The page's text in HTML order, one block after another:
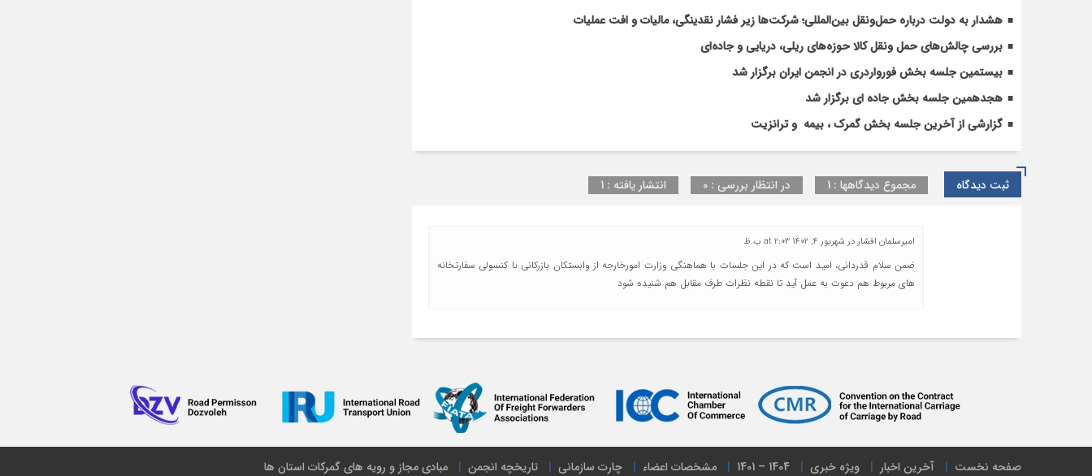
هشدار به دولت درباره حمل‌ونقل بین‌المللی؛ شرکت‌ها زیر فشار نقدینگی، مالیات و افت عملیات
بررسی چالش‌های حمل ونقل کالا حوزه‌های ریلی، دریایی و جاده‌ای
بیستمین جلسه بخش فورواردری در انجمن ایران برگزار شد
هجدهمین جلسه بخش جاده ای برگزار شد
گزارشی از آخرین جلسه بخش گمرک ، بیمه و ترانزیت
ثبت دیدگاه مجموع دیدگاهها : 1 در انتظار بررسی : 0 انتشار یافته : 1
اميرسلمان افشار در شهریور 4, 1402 at 2:03 ب.ظ
ضمن سلام قدردانی، اميد است كه در اين جلسات با هماهنگی وزارت امورخارجه از وابستكان بازركانى ىا كنسولى سفارتخانه
هاى مربوط هم دعوت به عمل آید تا نقطه نظرات طرف مقابل هم شنیده شود
صفحه نخست آخرین اخبار ویژه خبری 1404 – 1401 مشخصات اعضاء چارت سازمانی تاریخچه انجمن مبادی مجاز و رویه های گمرکات استان ها